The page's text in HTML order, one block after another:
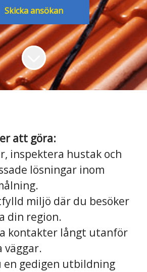
Skicka ansökan
att göra:
inspektera hustak och
lösningar inom
miljö där du besöker
din region.
kontakter långt utanför
väggar.
en gedigen utbildning